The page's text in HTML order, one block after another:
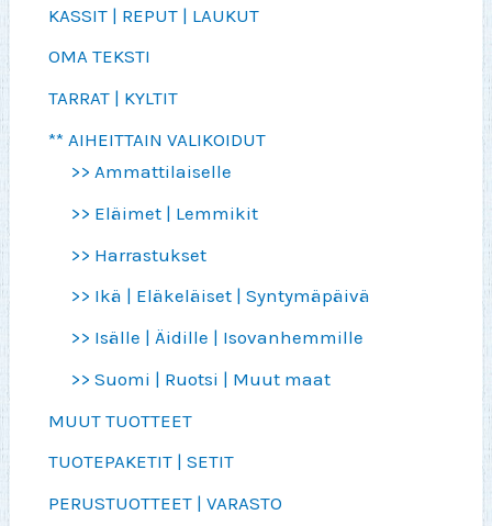
KASSIT | REPUT | LAUKUT
OMA TEKSTI
TARRAT | KYLTIT
** AIHEITTAIN VALIKOIDUT
>> Ammattilaiselle
>> Eläimet | Lemmikit
>> Harrastukset
>> Ikä | Eläkeläiset | Syntymäpäivä
>> Isälle | Äidille | Isovanhemmille
>> Suomi | Ruotsi | Muut maat
MUUT TUOTTEET
TUOTEPAKETIT | SETIT
PERUSTUOTTEET | VARASTO